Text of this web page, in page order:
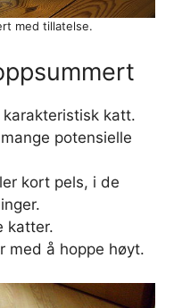
med tillatelse.
katt.
potensielle
kort pels, i de
katter.
med å hoppe høyt.